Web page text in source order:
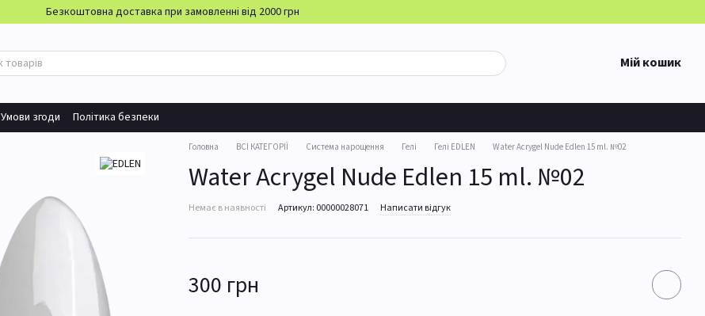
Безкоштовна доставка при замовленні від 2000 грн
Мій кошик
Умови згоди Політика безпеки
Головна ВСІ КАТЕГОРІЇ Система нарощення Гелі Гелі EDLEN Water Acrygel Nude Edlen 15 ml. №02
Water Acrygel Nude Edlen 15 ml. №02
Немає в наявності Артикул: 00000028071 Написати відгук
300 грн